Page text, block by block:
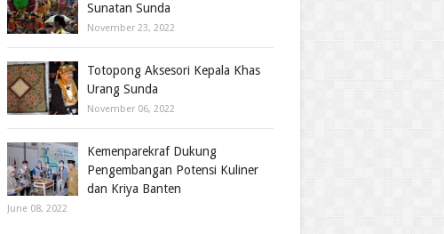
Sunatan Sunda
November 23, 2022
Totopong Aksesori Kepala Khas
Urang Sunda
November 06, 2022
Kemenparekraf Dukung
Pengembangan Potensi Kuliner
dan Kriya Banten
June 08, 2022